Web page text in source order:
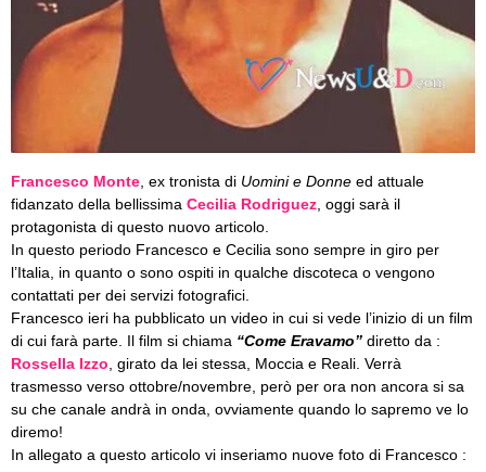
Francesco Monte , ex tronista di Uomini e Donne ed attuale
fidanzato della bellissima Cecilia Rodriguez , oggi sarà il
protagonista di questo nuovo articolo.
In questo periodo Francesco e Cecilia sono sempre in giro per
l’Italia, in quanto o sono ospiti in qualche discoteca o vengono
contattati per dei servizi fotografici.
Francesco ieri ha pubblicato un video in cui si vede l’inizio di un film
di cui farà parte. Il film si chiama “Come Eravamo” diretto da :
Rossella Izzo , girato da lei stessa, Moccia e Reali. Verrà
trasmesso verso ottobre/novembre, però per ora non ancora si sa
su che canale andrà in onda, ovviamente quando lo sapremo ve lo
diremo!
In allegato a questo articolo vi inseriamo nuove foto di Francesco :